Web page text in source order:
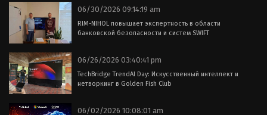
06/30/2026 09:14:19 am
RIM-NIHOL повышает экспертность в области
банковской безопасности и систем SWIFT
06/26/2026 03:40:41 pm
TechBridge TrendAI Day: Искусственный интеллект и
нетворкинг в Golden Fish Club
06/02/2026 10:08:01 am